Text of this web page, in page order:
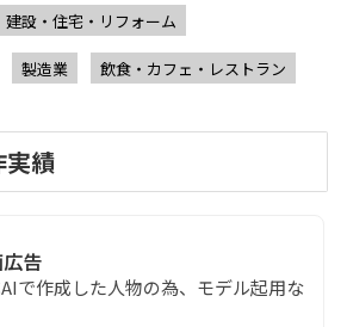
建設・住宅・リフォーム
製造業 飲食・カフェ・レストラン
実績
告
で作成した人物の為、モデル起用な